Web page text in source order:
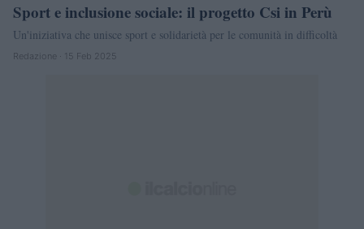
Sport e inclusione sociale: il progetto Csi in Perù
Un'iniziativa che unisce sport e solidarietà per le comunità in difficoltà
Redazione · 15 Feb 2025